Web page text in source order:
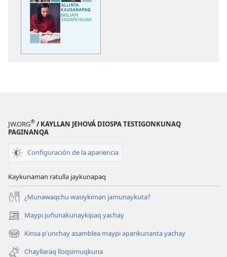
JW.ORG® / KAYLLAN JEHOVÁ DIOSPA TESTIGONKUNAQ
PAGINANQA
Configuración de la apariencia
Kaykunaman ratulla jaykunapaq
¿Munawaqchu wasiykiman jamunaykuta?
Maypi juñunakunaykipaq yachay
(abre
una
nueva
ventana)
Kinsa p'unchay asamblea maypi aparikunanta yachay
(abre
una Chayllaraq lloqsimuqkuna